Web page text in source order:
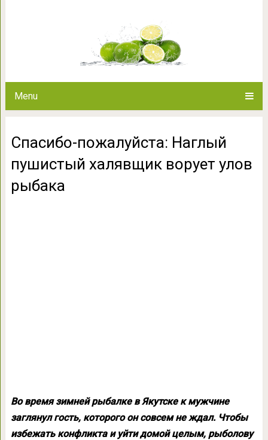
Menu
Спасибо-пожалуйста: Наглый
пушистый халявщик ворует улов
рыбака
Во время зимней рыбалке в Якутске к мужчине
заглянул гость, которого он совсем не ждал. Чтобы
избежать конфликта и уйти домой целым, рыболову